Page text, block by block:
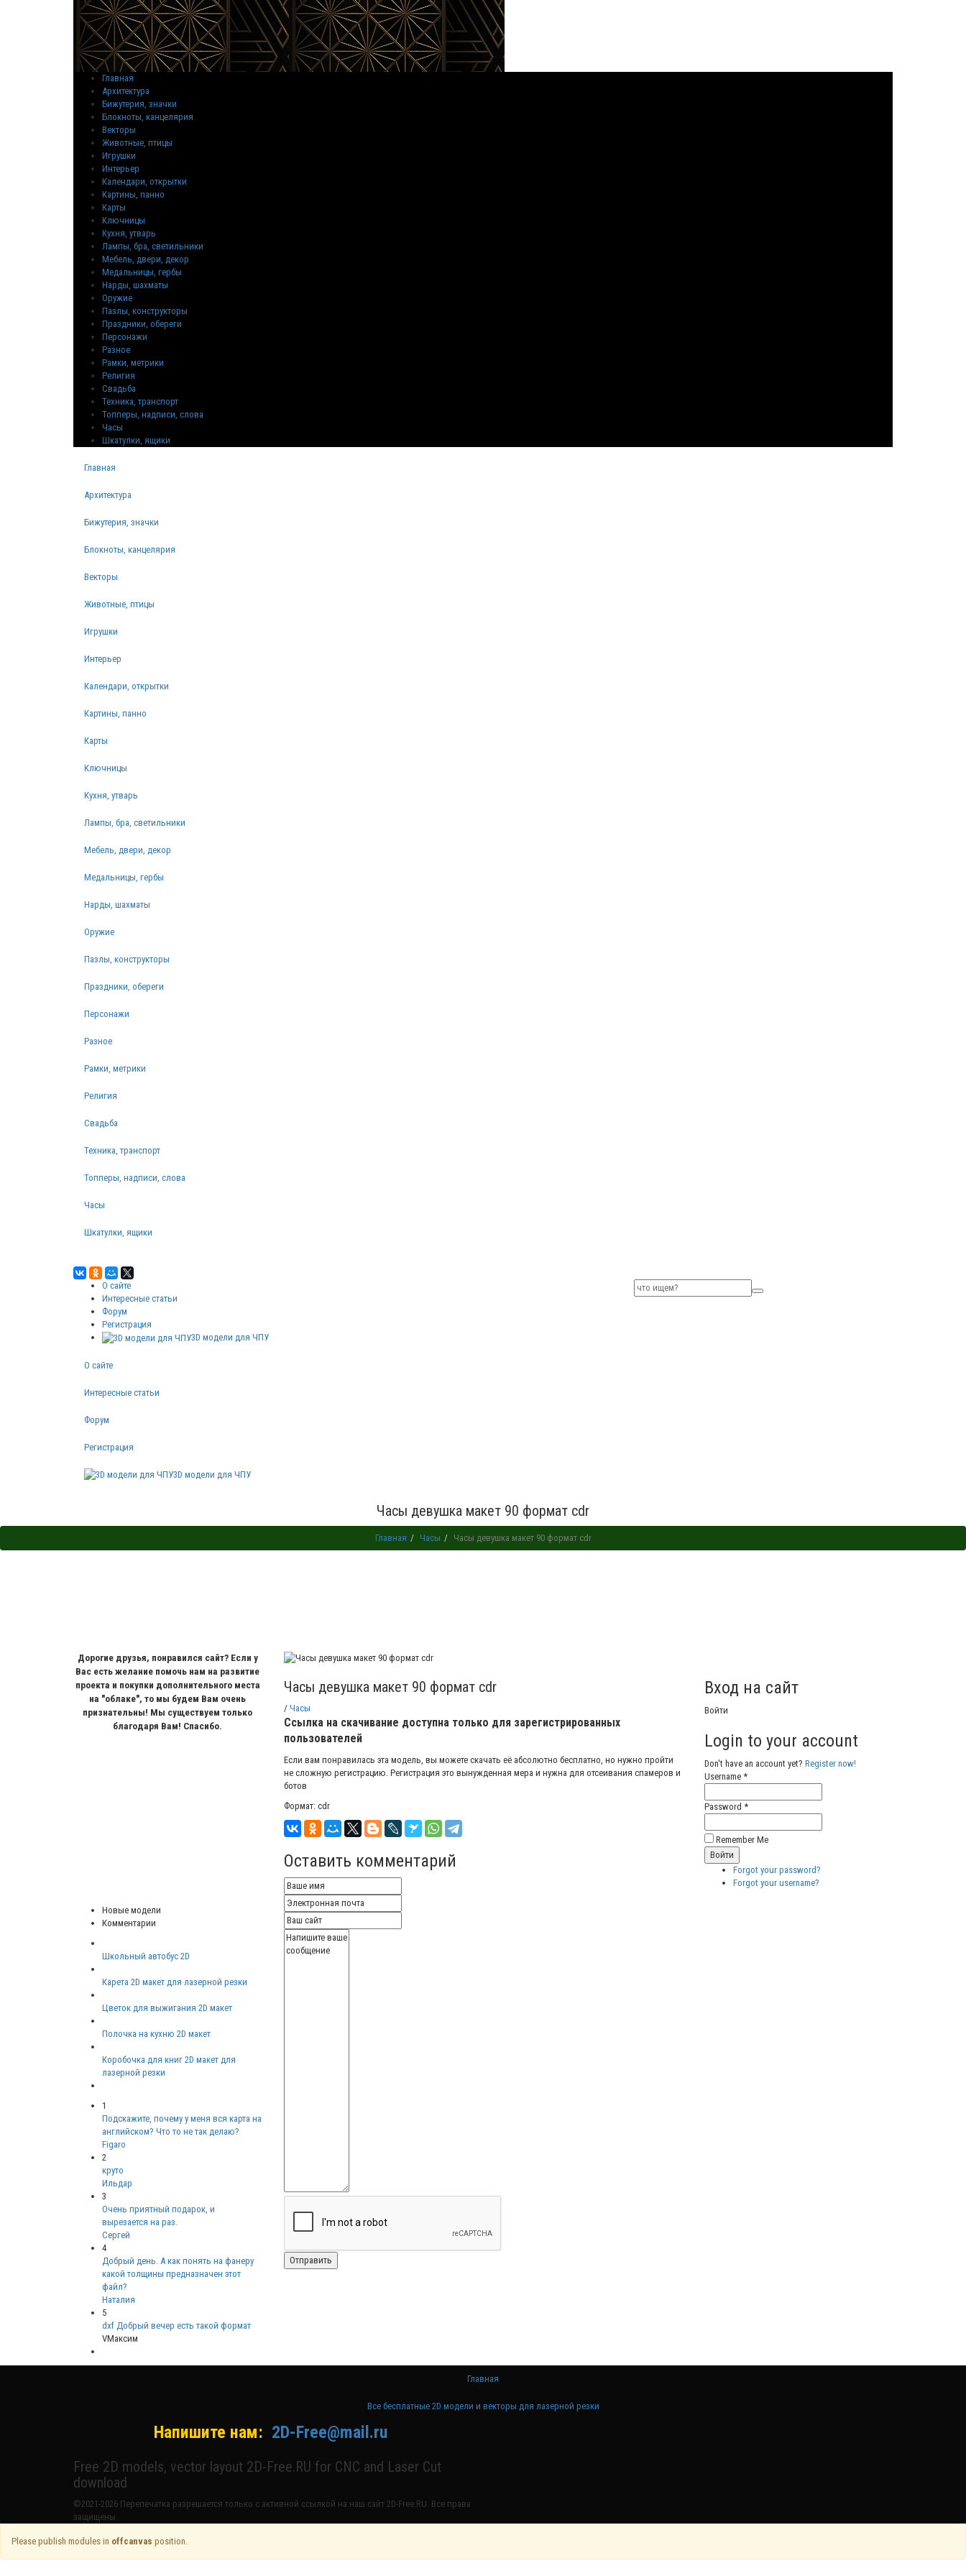
Главная
Архитектура
Бижутерия, значки
Блокноты, канцелярия
Векторы
Животные, птицы
Игрушки
Интерьер
Календари, открытки
Картины, панно
Карты
Ключницы
Кухня, утварь
Лампы, бра, светильники
Мебель, двери, декор
Медальницы, гербы
Нарды, шахматы
Оружие
Пазлы, конструкторы
Праздники, обереги
Персонажи
Разное
Рамки, метрики
Религия
Свадьба
Техника, транспорт
Топперы, надписи, слова
Часы
Шкатулки, ящики
Главная
Архитектура
Бижутерия, значки
Блокноты, канцелярия
Векторы
Животные, птицы
Игрушки
Интерьер
Календари, открытки
Картины, панно
Карты
Ключницы
Кухня, утварь
Лампы, бра, светильники
Мебель, двери, декор
Медальницы, гербы
Нарды, шахматы
Оружие
Пазлы, конструкторы
Праздники, обереги
Персонажи
Разное
Рамки, метрики
Религия
Свадьба
Техника, транспорт
Топперы, надписи, слова
Часы
Шкатулки, ящики
О сайте
Интересные статьи
Форум
Регистрация
3D модели для ЧПУ
О сайте
Интересные статьи
Форум
Регистрация
3D модели для ЧПУ
Часы девушка макет 90 формат cdr
Главная Часы Часы девушка макет 90 формат cdr
Дорогие друзья, понравился сайт? Если у
Вас есть желание помочь нам на развитие
проекта и покупки дополнительного места
на "облаке", то мы будем Вам очень
признательны! Мы существуем только
благодаря Вам! Спасибо.
Новые модели
Комментарии
Школьный автобус 2D
Карета 2D макет для лазерной резки
Цветок для выжигания 2D макет
Полочка на кухню 2D макет
Коробочка для книг 2D макет для
лазерной резки
1
Подскажите, почему у меня вся карта на
английском? Что то не так делаю?
Figaro
2
круто
Ильдар
3
Очень приятный подарок, и
вырезается на раз.
Сергей
4
Добрый день. А как понять на фанеру
какой толщины предназначен этот
файл?
Наталия
5
dxf Добрый вечер есть такой формат
VМаксим
Часы девушка макет 90 формат cdr
/ Часы
Ссылка на скачивание доступна только для зарегистрированных
пользователей
Если вам понравилась эта модель, вы можете скачать её абсолютно бесплатно, но нужно пройти
не сложную регистрацию. Регистрация это вынужденная мера и нужна для отсеивания спамеров и
ботов
Формат: cdr
Оставить комментарий
Вход на сайт
Войти
Login to your account
Don't have an account yet? Register now!
Username *
Password *
Remember Me
Forgot your password?
Forgot your username?
Главная
Все бесплатные 2D модели и векторы для лазерной резки
Напишите нам: 2D-Free@mail.ru
Free 2D models, vector layout 2D-Free.RU for CNC and Laser Cut
download
©2021-2026 Перепечатка разрешается только с активной ссылкой на наш сайт 2D-Free.RU. Все права
защищены.
Please publish modules in offcanvas position.